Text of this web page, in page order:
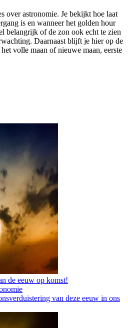
over astronomie. Je bekijkt hoe laat
is en wanneer het golden hour
belangrijk of de zon ook echt te zien
Daarnaast blijft je hier op de
volle maan of nieuwe maan, eerste
de eeuw op komst!
van deze eeuw in ons